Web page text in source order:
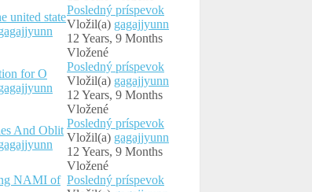
united state
Posledný príspevok
Vložil(a) gagajjyunn
12 Years, 9 Months
Vložené
for O
Posledný príspevok
Vložil(a) gagajjyunn
12 Years, 9 Months
Vložené
And Oblit
Posledný príspevok
Vložil(a) gagajjyunn
12 Years, 9 Months
Vložené
NAMI of Posledný príspevok